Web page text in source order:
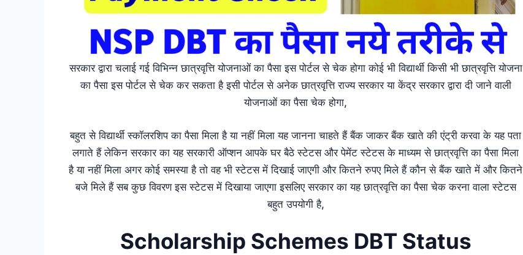
सरकार द्वारा चलाई गई विभिन्न छात्रवृत्ति योजनाओं का पैसा इस पोर्टल से चेक होगा कोई भी विद्यार्थी किसी भी छात्रवृत्ति योजना
का पैसा इस पोर्टल से चेक कर सकता है इसी पोर्टल से अनेक छात्रवृत्ति राज्य सरकार या केंद्र सरकार द्वारा दी जाने वाली
योजनाओं का पैसा चेक होगा,
बहुत से विद्यार्थी स्कॉलरशिप का पैसा मिला है या नहीं मिला यह जानना चाहते हैं बैंक जाकर बैंक खाते की एंट्री करवा के यह पता
लगाते हैं लेकिन सरकार का यह सरकारी ऑप्शन आपके घर बैठे स्टेटस और पेमेंट स्टेटस के माध्यम से छात्रवृत्ति का पैसा मिला
है या नहीं मिला अगर कोई समस्या है तो वह भी स्टेटस में दिखाई जाएगी और कितने रुपए मिले हैं कौन से बैंक खाते में और कितने
बजे मिले हैं सब कुछ विवरण इस स्टेटस में दिखाया जाएगा इसलिए सरकार का यह छात्रवृत्ति का पैसा चेक करना वाला स्टेटस
बहुत उपयोगी है,
Scholarship Schemes DBT Status